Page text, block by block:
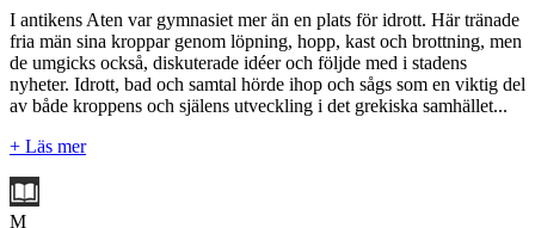
I antikens Aten var gymnasiet mer än en plats för idrott. Här tränade
fria män sina kroppar genom löpning, hopp, kast och brottning, men
de umgicks också, diskuterade idéer och följde med i stadens
nyheter. Idrott, bad och samtal hörde ihop och sågs som en viktig del
av både kroppens och själens utveckling i det grekiska samhället...
+ Läs mer
M